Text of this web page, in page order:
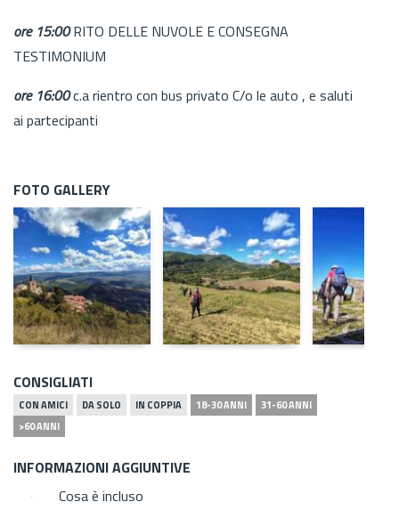
ore 15:00RITO DELLE NUVOLE E CONSEGNA
TESTIMONIUM
ore 16:00c.a rientro con bus privato C/o le auto , e saluti
ai partecipanti
FOTO GALLERY
CONSIGLIATI
CON AMICI DA SOLO IN COPPIA 18-30 ANNI
31-60 ANNI
>60 ANNI
INFORMAZIONI AGGIUNTIVE
Cosa è incluso